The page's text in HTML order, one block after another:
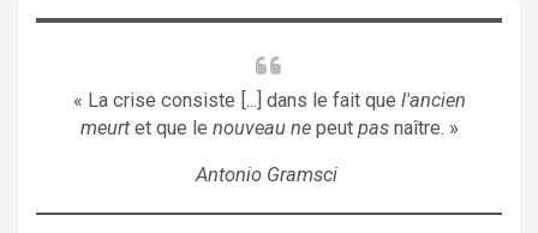
« La crise consiste [...] dans le fait que l'ancien
meurtet que le nouveau nepeut pasnaître. »
Antonio Gramsci